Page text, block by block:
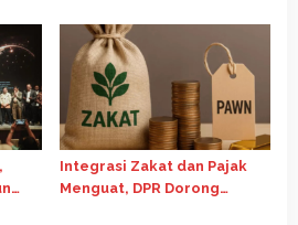
Ekonomi Islam
Integrasi Zakat dan Pajak
Menguat, DPR Dorong